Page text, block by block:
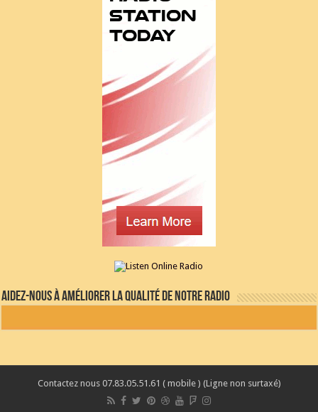
Aidez-nous à améliorer la qualité de notre radio
Contactez nous 07.83.05.51.61 ( mobile ) (Ligne non surtaxé)